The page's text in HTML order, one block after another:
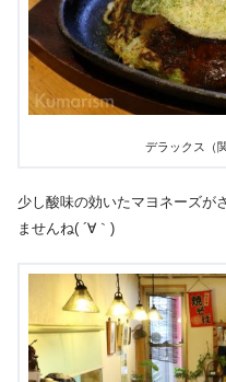
デラックス（
少し酸味の効いたマヨネーズが
ませんね( ´∀｀)